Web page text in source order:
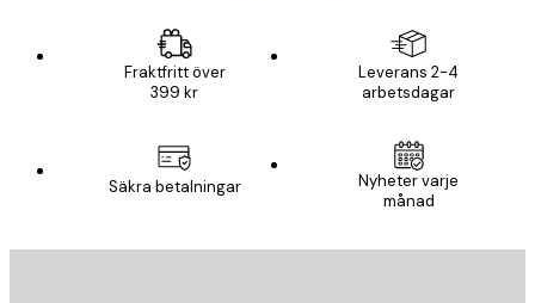
Fraktfritt över
399 kr
Leverans 2-4
arbetsdagar
Säkra betalningar
Nyheter varje
månad